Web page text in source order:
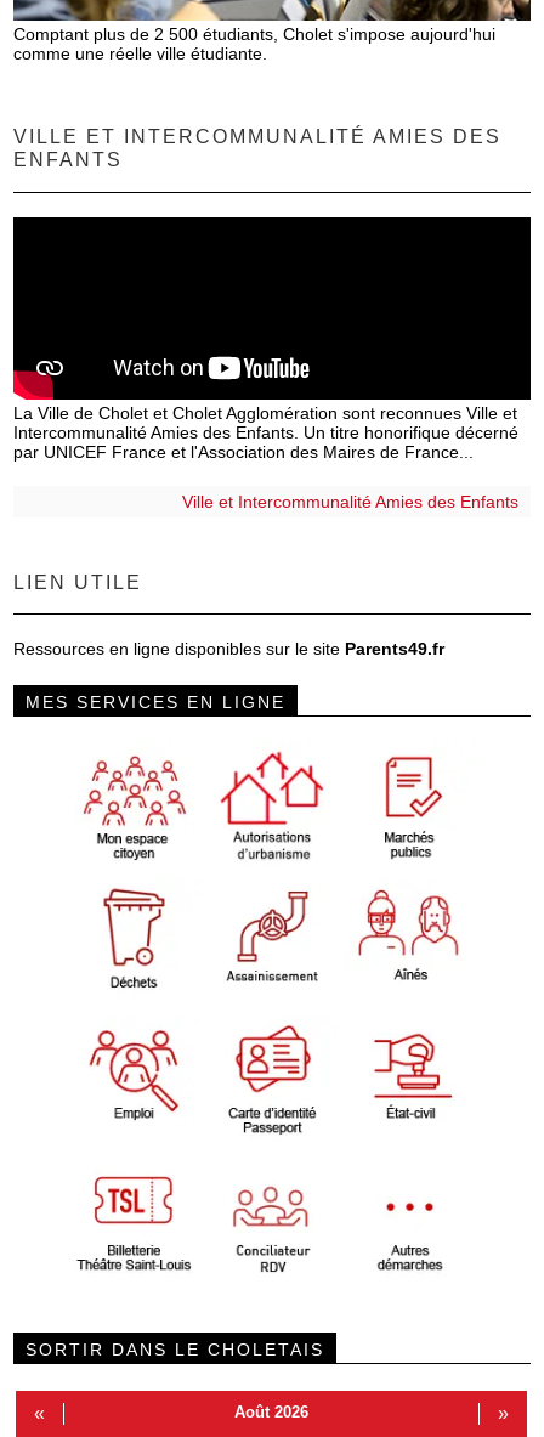
Comptant plus de 2 500 étudiants, Cholet s'impose aujourd'hui
comme une réelle ville étudiante.
VILLE ET INTERCOMMUNALITÉ AMIES DES
ENFANTS
La Ville de Cholet et Cholet Agglomération sont reconnues Ville et
Intercommunalité Amies des Enfants. Un titre honorifique décerné
par UNICEF France et l'Association des Maires de France...
Ville et Intercommunalité Amies des Enfants
LIEN UTILE
Ressources en ligne disponibles sur le site Parents49.fr
MES SERVICES EN LIGNE
SORTIR DANS LE CHOLETAIS
« Août 2026 »